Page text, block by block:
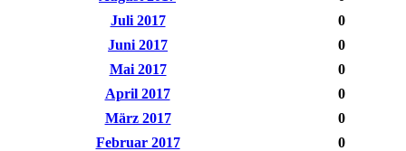
Juli 2017
0
Juni 2017
0
Mai 2017
0
April 2017
0
März 2017
0
Februar 2017
0